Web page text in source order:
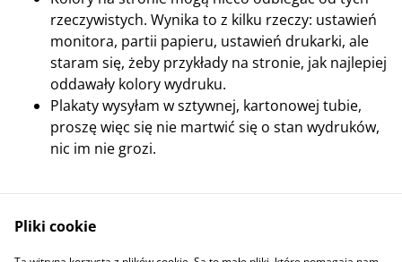
rzeczywistych. Wynika to z kilku rzeczy: ustawień
monitora, partii papieru, ustawień drukarki, ale
staram się, żeby przykłady na stronie, jak najlepiej
oddawały kolory wydruku.
Plakaty wysyłam w sztywnej, kartonowej tubie,
proszę więc się nie martwić się o stan wydruków,
nic im nie grozi.
Pliki cookie